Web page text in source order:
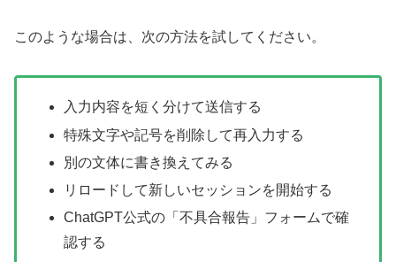
このような場合は、次の方法を試してください。
入力内容を短く分けて送信する
特殊文字や記号を削除して再入力する
別の文体に書き換えてみる
リロードして新しいセッションを開始する
ChatGPT公式の「不具合報告」フォームで確
認する